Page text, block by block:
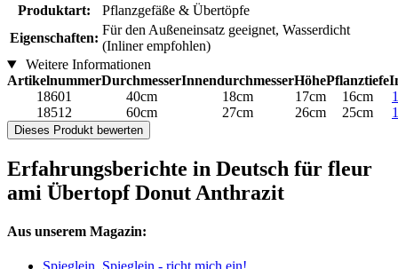
Produktart:
Pflanzgefäße & Übertöpfe
Eigenschaften:
Für den Außeneinsatz geeignet, Wasserdicht
(Inliner empfohlen)
Weitere Informationen
ArtikelnummerDurchmesserInnendurchmesserHöhePflanztiefe
18601
40cm 18cm 17cm 16cm
18512
60cm 27cm 26cm 25cm
Dieses Produkt bewerten
Erfahrungsberichte in Deutsch für fleur
ami Übertopf Donut Anthrazit
Aus unserem Magazin: